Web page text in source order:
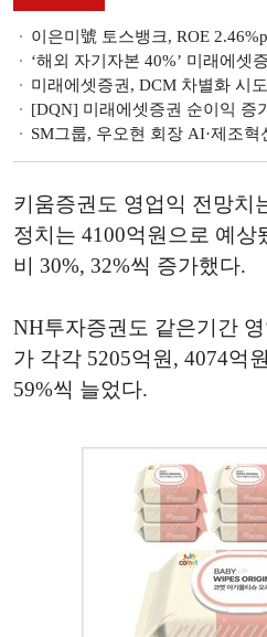
이은미號 토스뱅크, ROE 2.46%p·연체율 0.19%p 개선
‘해외 자기자본 40%’ 미래에셋증권, 해외법인
미래에셋증권, DCM 차별화 시도…전략산
[DQN] 미래에셋증권 순이익 증가 선발대…KB증권 자
SM그룹, 우오현 회장 AI·제조
키움증권도 영업익 전망치
정치는 4100억원으로 예상
비 30%, 32%씩 증가했다.
NH투자증권도 같은기간
가 각각 5205억원, 4074억
59%씩 늘었다.